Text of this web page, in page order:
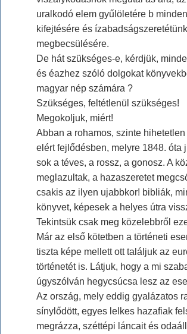
uralkodó elem gyűlöletére b
kifejtésére és ízabadságszeretétünk
megbecsülésére.
De hát szükséges-e, kérdjük,
és éazhez szóló dolgokat
magyar nép számára ?
Szükséges, feltétlenül szükséges!
Megokoljuk, miért!
Abban a rohamos, szinte
elért fejlődésben, melyre 1848. óta
sok a téves, a rossz, a gonosz. A
meglazultak, a hazaszeretet
csakis az ilyen ujabbkor! bibliák,
könyvet, képesek a helyes útra
Tekintsük csak meg közelebbről
Már az első kötetben a történeti
tiszta képe mellett ott találjuk az
történetét is. Látjuk, hogy a mi
úgyszólván hegycsúcsa lesz az
Az ország, mely eddig gyalázatos
sínylődött, egyes lelkes hazafiak
megrázza, széttépi láncait és